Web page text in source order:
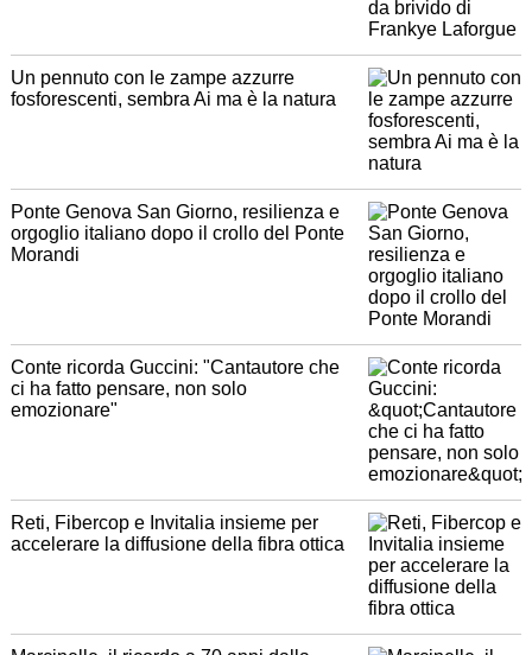
Un pennuto con le zampe azzurre
fosforescenti, sembra Ai ma è la natura
Ponte Genova San Giorno, resilienza e
orgoglio italiano dopo il crollo del Ponte
Morandi
Conte ricorda Guccini: "Cantautore che
ci ha fatto pensare, non solo
emozionare"
Reti, Fibercop e Invitalia insieme per
accelerare la diffusione della fibra ottica